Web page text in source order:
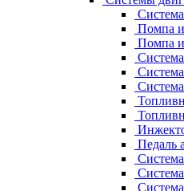
Помпа и
Помпа и
Педаль